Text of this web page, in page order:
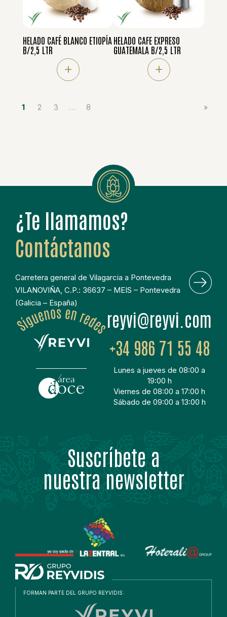
HELADO CAFÉ BLANCO ETIOPÍA
B/2,5 LTR
+
HELADO CAFE EXPRESO
GUATEMALA B/2,5 LTR
+
1 2 3 … 8
¿Te llamamos?
Contáctanos
Carretera general de Vilagarcia a Pontevedra
VILANOVIÑA, C.P.: 36637 – MEIS – Pontevedra
(Galicia – España)
moc.ivyer@ivyer
+34 986 71 55 48
Lunes a jueves de 08:00 a
19:00 h
Viernes de 08:00 a 17:00 h
Sábado de 09:00 a 13:00 h
Suscríbete a
nuestra newsletter
FORMAN PARTE DEL GRUPO REYVIDIS: